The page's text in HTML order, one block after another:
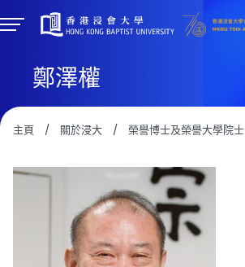
鄭澤權
主頁 / 關於浸大 / 榮譽博士及榮譽大學院士